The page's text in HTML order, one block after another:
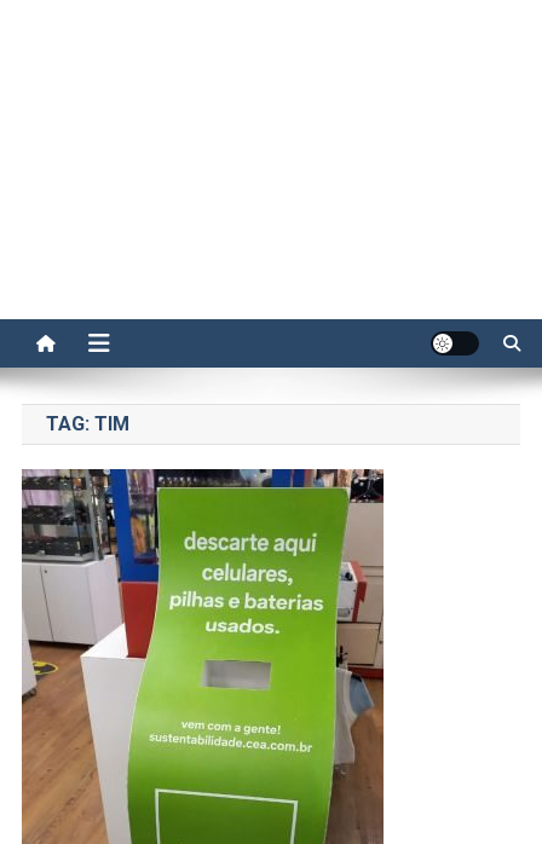
TAG: TIM